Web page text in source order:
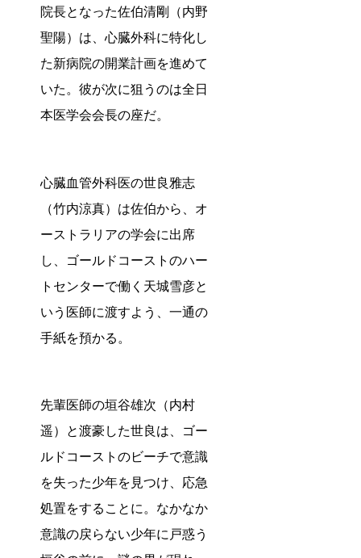
院長となった佐伯清剛（内野
聖陽）は、心臓外科に特化し
た新病院の開業計画を進めて
いた。彼が次に狙うのは全日
本医学会会長の座だ。
心臓血管外科医の世良雅志
（竹内涼真）は佐伯から、オ
ーストラリアの学会に出席
し、ゴールドコーストのハー
トセンターで働く天城雪彦と
いう医師に渡すよう、一通の
手紙を預かる。
先輩医師の垣谷雄次（内村
遥）と渡豪した世良は、ゴー
ルドコーストのビーチで意識
を失った少年を見つけ、応急
処置をすることに。なかなか
意識の戻らない少年に戸惑う